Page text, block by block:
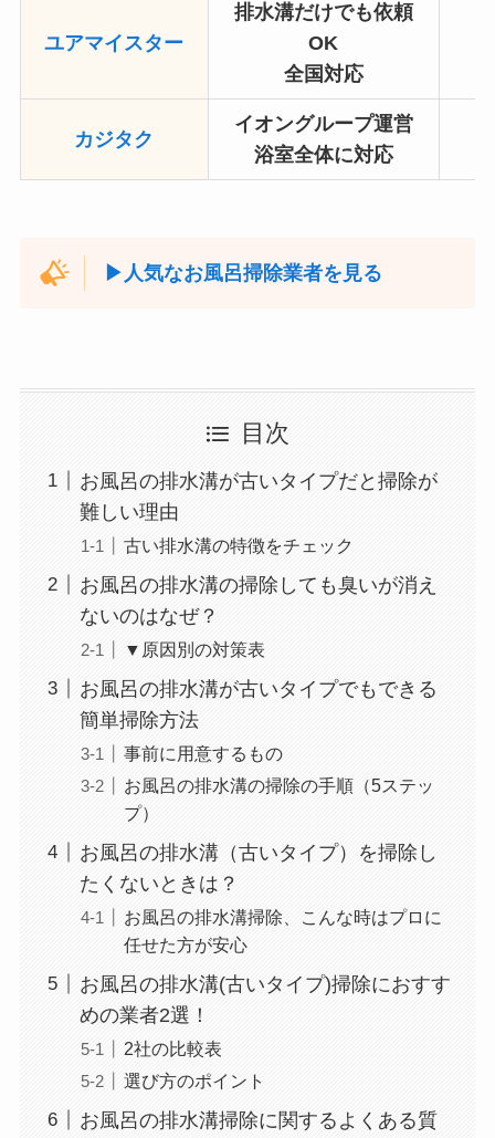
ユアマイスター
排水溝だけでも依頼
OK
全国対応
カジタク
イオングループ運営
浴室全体に対応
▶︎人気なお風呂掃除業者を見る
目次
お風呂の排水溝が古いタイプだと掃除が
難しい理由
古い排水溝の特徴をチェック
お風呂の排水溝の掃除しても臭いが消え
ないのはなぜ？
▼原因別の対策表
お風呂の排水溝が古いタイプでもできる
簡単掃除方法
事前に用意するもの
お風呂の排水溝の掃除の手順（5ステッ
プ）
お風呂の排水溝（古いタイプ）を掃除し
たくないときは？
お風呂の排水溝掃除、こんな時はプロに
任せた方が安心
お風呂の排水溝(古いタイプ)掃除におすす
めの業者2選！
2社の比較表
選び方のポイント
お風呂の排水溝掃除に関するよくある質